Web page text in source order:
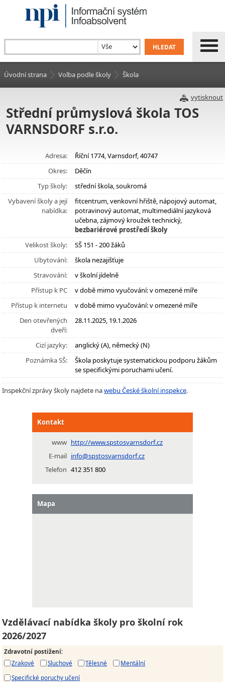
Úvodní strana Volba podle školy Škola
vytisknout
Střední průmyslová škola TOS
VARNSDORF s.r.o.
Adresa:
Říční 1774, Varnsdorf, 40747
Okres:
Děčín
Typ školy:
střední škola, soukromá
Vybavení školy a její
nabídka:
fitcentrum, venkovní hřiště, nápojový automat,
potravinový automat, multimediální jazyková
učebna, zájmový kroužek technický,
bezbariérové prostředí školy
Velikost školy:
SŠ 151 - 200 žáků
Ubytování:
škola nezajišťuje
Stravování:
v školní jídelně
Přístup k PC
v době mimo vyučování: v omezené míře
Přístup k internetu
v době mimo vyučování: v omezené míře
Den otevřených
dveří:
28.11.2025, 19.1.2026
Cizí jazyky:
anglický (A), německý (N)
Poznámka SŠ:
Škola poskytuje systematickou podporu žákům
se specifickými poruchami učení.
Inspekční zprávy školy najdete nawebu České školní inspekce.
Kontakt
www http://www.spstosvarnsdorf.cz
E-mail info@spstosvarnsdorf.cz
Telefon 412 351 800
Mapa
Vzdělávací nabídka školy pro školní rok
2026/2027
Zdravotní postižení:
Zrakové
Sluchové Tělesné
Mentální
Specifické poruchy učení